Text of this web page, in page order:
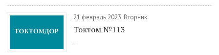
21 февраль 2023, Вторник
Токтом №113
...